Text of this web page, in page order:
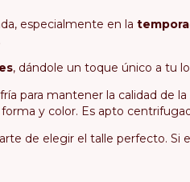
especialmente en la
, dándole un toque único a tu
para mantener la calidad de
y color. Es apto
de elegir el talle perfecto. Si